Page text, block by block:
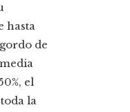
hasta
de
el
la